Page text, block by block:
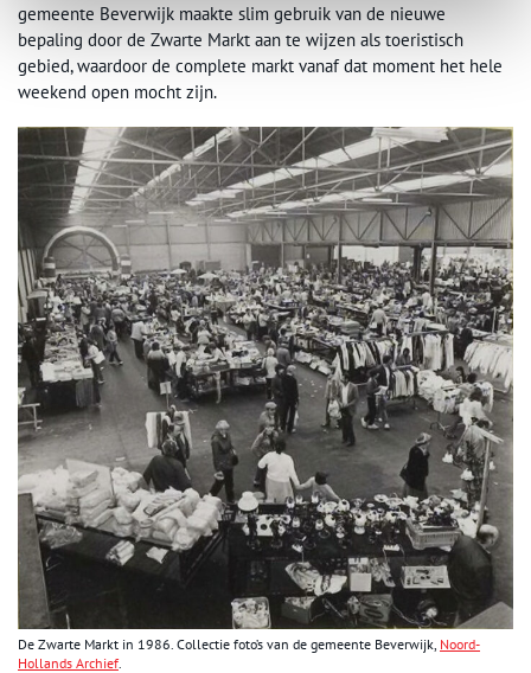
gemeente Beverwijk maakte slim gebruik van de nieuwe
bepaling door de Zwarte Markt aan te wijzen als toeristisch
gebied, waardoor de complete markt vanaf dat moment het hele
weekend open mocht zijn.
De Zwarte Markt in 1986. Collectie foto’s van de gemeente Beverwijk, Noord-
Hollands Archief